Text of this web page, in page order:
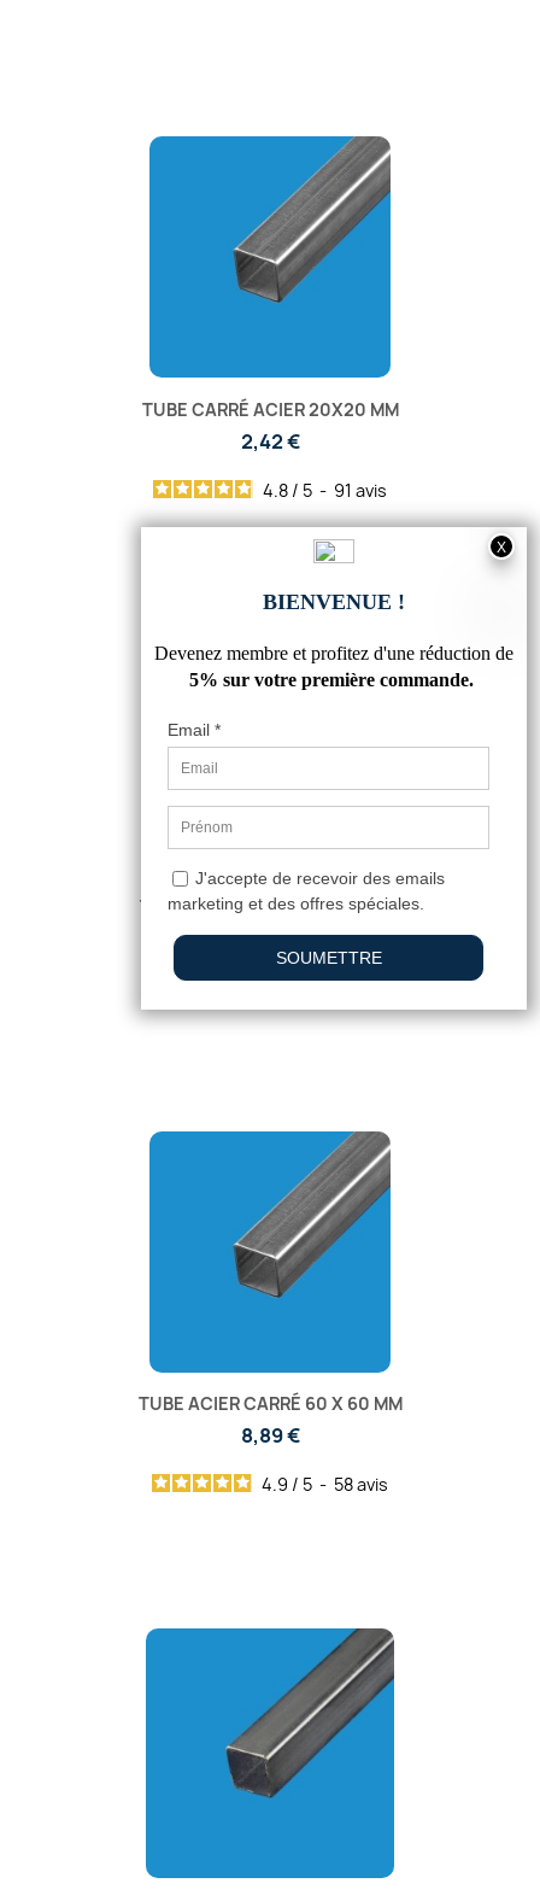
TUBE CARRÉ ACIER 20X20 MM
2,42 €
4.8 / 5 - 91 avis
TUBE CARRÉ ACIER 50 X 50MM
7,55 €
4.9/5-130avis
TUBE ACIER CARRÉ 60 X 60 MM
8,89 €
4.9 / 5 - 58avis